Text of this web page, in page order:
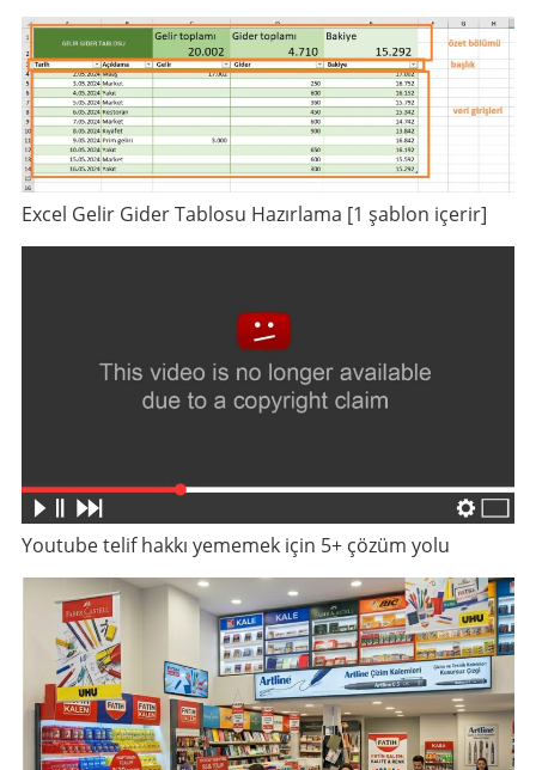
Excel Gelir Gider Tablosu Hazırlama [1 şablon içerir]
Youtube telif hakkı yememek için 5+ çözüm yolu